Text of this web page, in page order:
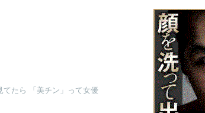
てたら 「美チン」って女優